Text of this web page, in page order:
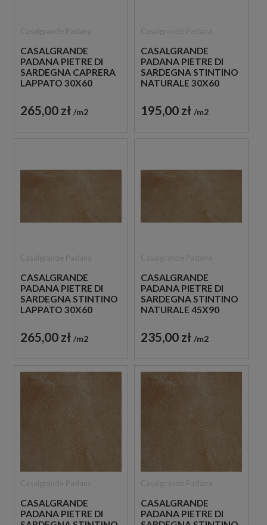
CASALGRANDE
PADANA PIETRE DI
SARDEGNA CAPRERA
LAPPATO 30X60
IMITUJĄCE BETON
265,00 zł m2
CASALGRANDE
PADANA PIETRE DI
SARDEGNA STINTINO
NATURALE 30X60
IMITUJĄCE BETON
195,00 zł m2
CASALGRANDE
PADANA PIETRE DI
SARDEGNA STINTINO
LAPPATO 30X60
IMITUJĄCE BETON
265,00 zł m2
CASALGRANDE
PADANA PIETRE DI
SARDEGNA STINTINO
NATURALE 45X90
IMITUJĄCE BETON
235,00 zł m2
CASALGRANDE
PADANA PIETRE DI
CASALGRANDE
PADANA PIETRE DI